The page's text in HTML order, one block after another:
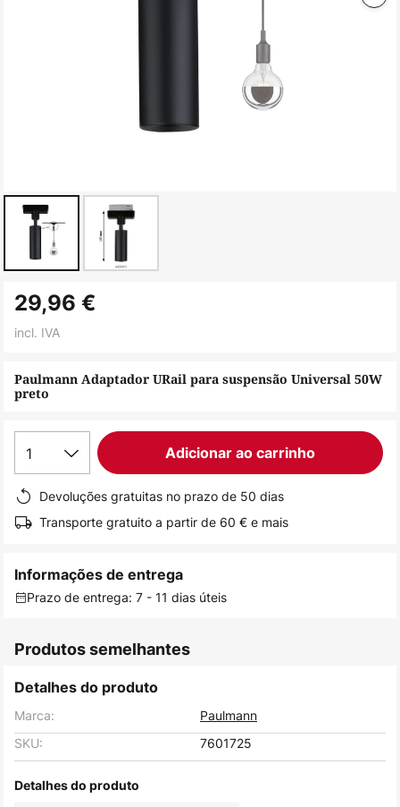
para
da
Galeria
Paulmann Adaptador URail para suspensão Universal 50W
preto
29,96 €
incl. IVA
1 Adicionar ao carrinho
Devoluções gratuitas no prazo de 50 dias
Transporte gratuito a partir de 60 € e mais
Informações de entrega
Prazo de entrega: 7 - 11 dias úteis
Produtos semelhantes
Detalhes do produto
Marca:
Paulmann
SKU:
7601725
Detalhes do produto